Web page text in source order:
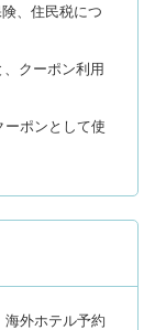
、住民税につ
クーポン利用
ーポンとして使
海外ホテル予約